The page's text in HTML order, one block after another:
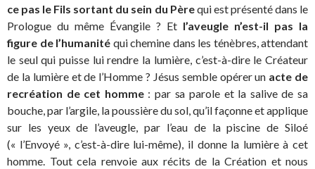
ce pas le Fils sortant du sein du Pèrequi est présenté dans le
Prologue du même Évangile ? Et l’aveugle n’est-il pas la
figure de l’humanité qui chemine dans les ténèbres, attendant
le seul qui puisse lui rendre la lumière, c’est-à-dire le Créateur
de la lumière et de l’Homme ? Jésus semble opérer un acte de
recréation de cet homme: par sa parole et la salive de sa
bouche, par l’argile, la poussière du sol, qu’il façonne et applique
sur les yeux de l’aveugle, par l’eau de la piscine de Siloé
(« l’Envoyé », c’est-à-dire lui-même), il donne la lumière à cet
homme. Tout cela renvoie aux récits de la Création et nous